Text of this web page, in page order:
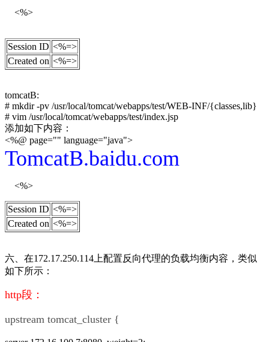
<%>
Session ID <%=>
Created on <%=>
tomcatB:
# mkdir -pv /usr/local/tomcat/webapps/test/WEB-INF/{classes,lib}
# vim /usr/local/tomcat/webapps/test/index.jsp
添加如下内容：
<%@ page="" language="java">
TomcatB.baidu.com
<%>
Session ID <%=>
Created on <%=>
六、在172.17.250.114上配置反向代理的负载均衡内容，类似
如下所示：
http段：
upstream tomcat_cluster {